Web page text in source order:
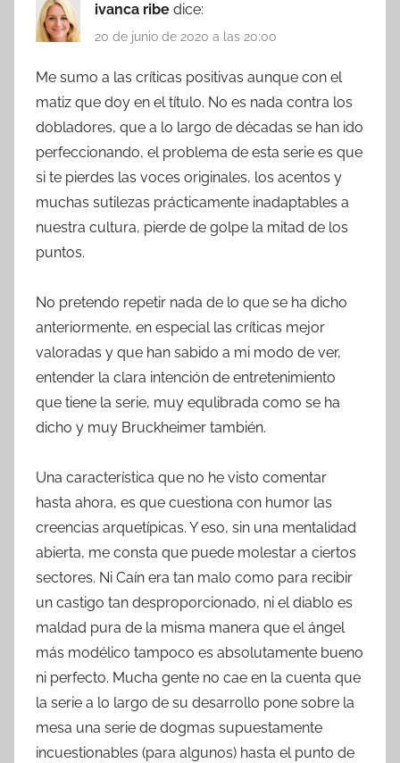
ivanca ribe dice:
20 de junio de 2020 a las 20:00
Me sumo a las críticas positivas aunque con el
matiz que doy en el título. No es nada contra los
dobladores, que a lo largo de décadas se han ido
perfeccionando, el problema de esta serie es que
si te pierdes las voces originales, los acentos y
muchas sutilezas prácticamente inadaptables a
nuestra cultura, pierde de golpe la mitad de los
puntos.
No pretendo repetir nada de lo que se ha dicho
anteriormente, en especial las críticas mejor
valoradas y que han sabido a mi modo de ver,
entender la clara intención de entretenimiento
que tiene la serie, muy equlibrada como se ha
dicho y muy Bruckheimer también.
Una característica que no he visto comentar
hasta ahora, es que cuestiona con humor las
creencias arquetípicas. Y eso, sin una mentalidad
abierta, me consta que puede molestar a ciertos
sectores. Ni Caín era tan malo como para recibir
un castigo tan desproporcionado, ni el diablo es
maldad pura de la misma manera que el ángel
más modélico tampoco es absolutamente bueno
ni perfecto. Mucha gente no cae en la cuenta que
la serie a lo largo de su desarrollo pone sobre la
mesa una serie de dogmas supuestamente
incuestionables (para algunos) hasta el punto de